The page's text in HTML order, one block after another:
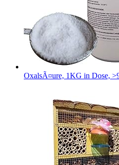
OxalsÃ¤ure, 1KG in Dose,